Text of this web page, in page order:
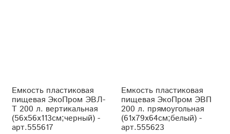
Емкость пластиковая
пищевая ЭкоПром ЭВЛ-
Т 200 л. вертикальная
(56x56x113см;черный) -
арт.555617
Емкость пластиковая
пищевая ЭкоПром ЭВП
200 л. прямоугольная
(61x79x64см;белый) -
арт.555623